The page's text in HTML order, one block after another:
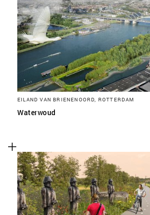
EILAND VAN BRIENENOORD, ROTTERDAM
Waterwoud